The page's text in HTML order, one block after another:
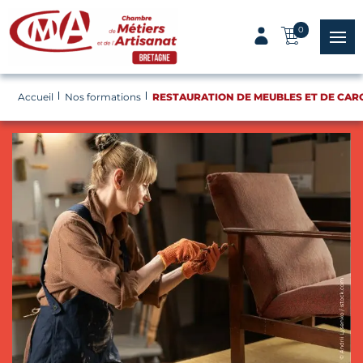
Panneau de gestion des cookies
0
menu
Accueil Nos formations RESTAURATION DE MEUBLES ET DE